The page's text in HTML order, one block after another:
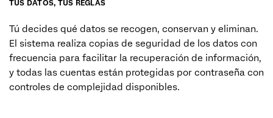
TUS DATOS, TUS REGLAS
Tú decides qué datos se recogen, conservan y eliminan.
El sistema realiza copias de seguridad de los datos con
frecuencia para facilitar la recuperación de información,
y todas las cuentas están protegidas por contraseña con
controles de complejidad disponibles.